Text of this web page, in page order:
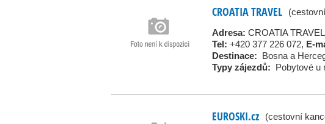
CROATIA TRAVEL
Adresa: CROATIA
Tel: +420 377 226 072, E-
Destinace: Bosna a
Typy zájezdů: Pobytové u
EUROSKI.cz
(cestovní